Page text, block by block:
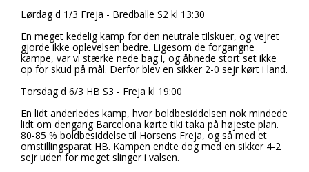
Lørdag d 1/3 Freja - Bredballe S2 kl 13:30
En meget kedelig kamp for den neutrale tilskuer, og vejret
gjorde ikke oplevelsen bedre. Ligesom de forgangne
kampe, var vi stærke nede bag i, og åbnede stort set ikke
op for skud på mål. Derfor blev en sikker 2-0 sejr kørt i land.
Torsdag d 6/3 HB S3 - Freja kl 19:00
En lidt anderledes kamp, hvor boldbesiddelsen nok mindede
lidt om dengang Barcelona kørte tiki taka på højeste plan.
80-85 % boldbesiddelse til Horsens Freja, og så med et
omstillingsparat HB. Kampen endte dog med en sikker 4-2
sejr uden for meget slinger i valsen.